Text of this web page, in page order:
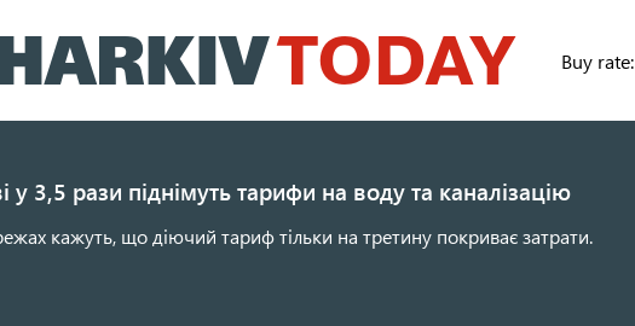
до
основного
Buy rate:
у 3,5 рази піднімуть тарифи на воду та каналізацію
кажуть, що діючий тариф тільки на третину покриває затрати.